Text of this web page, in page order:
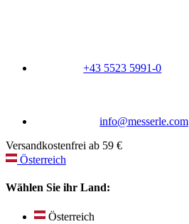
+43 5523 5991-0
info@messerle.com
Versandkostenfrei ab 59 €
Österreich
Wählen Sie ihr Land:
Österreich